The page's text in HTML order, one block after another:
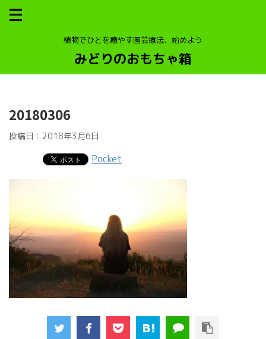
植物でひとを癒やす園芸療法、始めよう
みどりのおもちゃ箱
20180306
投稿日： 2018年3月6日
Pocket